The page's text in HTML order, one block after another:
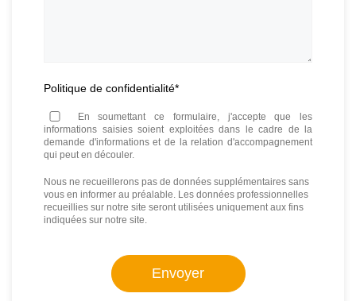
Politique de confidentialité*
En soumettant ce formulaire, j'accepte que les
informations saisies soient exploitées dans le cadre de la
demande d'informations et de la relation d'accompagnement
qui peut en découler.
Nous ne recueillerons pas de données supplémentaires sans
vous en informer au préalable. Les données professionnelles
recueillies sur notre site seront utilisées uniquement aux fins
indiquées sur notre site.